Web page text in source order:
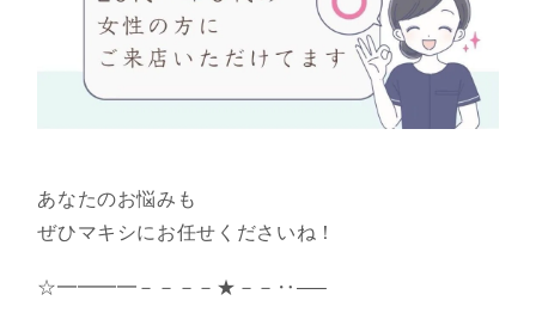
あなたのお悩みも
ぜひマキシにお任せくださいね！
☆━━━━－－－－★－－‥—–